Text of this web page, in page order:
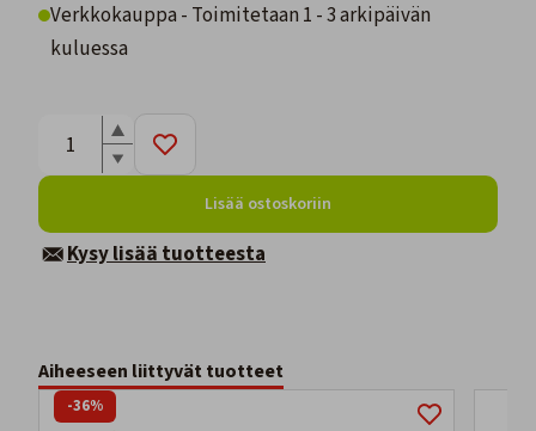
Verkkokauppa - Toimitetaan 1 - 3 arkipäivän
kuluessa
Lisää ostoskoriin
Kysy lisää tuotteesta
Aiheeseen liittyvät tuotteet
-36%